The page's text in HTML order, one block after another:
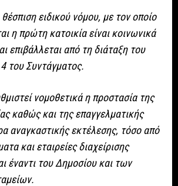
ειδικού νόμου, με τον οποίο
η πρώτη κατοικία είναι κοινωνικά
επιβάλλεται από τη διάταξη του
του Συντάγματος.
νομοθετικά η προστασία της
καθώς και της επαγγελματικής
αναγκαστικής εκτέλεσης, τόσο από
και εταιρείες διαχείρισης
έναντι του Δημοσίου και των